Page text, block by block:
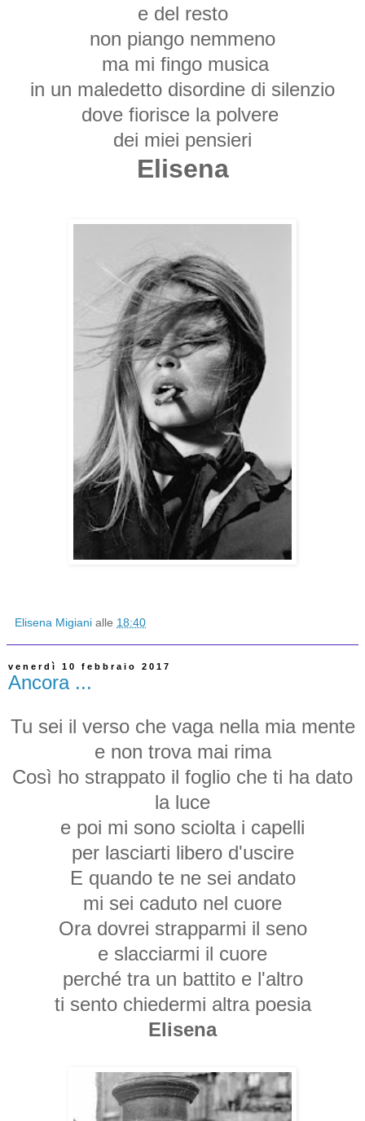
e del resto
non piango nemmeno
ma mi fingo musica
in un maledetto disordine di silenzio
dove fiorisce la polvere
dei miei pensieri
Elisena
Elisena Migiani alle 18:40
venerdì 10 febbraio 2017
Ancora ...
Tu sei il verso che vaga nella mia mente
e non trova mai rima
Così ho strappato il foglio che ti ha dato
la luce
e poi mi sono sciolta i capelli
per lasciarti libero d'uscire
E quando te ne sei andato
mi sei caduto nel cuore
Ora dovrei strapparmi il seno
e slacciarmi il cuore
perché tra un battito e l'altro
ti sento chiedermi altra poesia
Elisena